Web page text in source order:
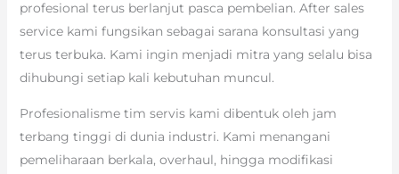
profesional terus berlanjut pasca pembelian. After sales
service kami fungsikan sebagai sarana konsultasi yang
terus terbuka. Kami ingin menjadi mitra yang selalu bisa
dihubungi setiap kali kebutuhan muncul.
Profesionalisme tim servis kami dibentuk oleh jam
terbang tinggi di dunia industri. Kami menangani
pemeliharaan berkala, overhaul, hingga modifikasi